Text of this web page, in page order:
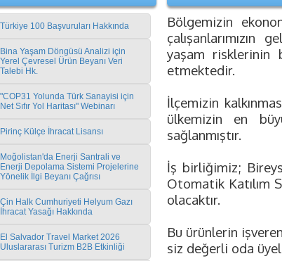
Türkiye 100 Başvuruları Hakkında
Bina Yaşam Döngüsü Analizi için
Yerel Çevresel Ürün Beyanı Veri
Talebi Hk.
"COP31 Yolunda Türk Sanayisi için
Net Sıfır Yol Haritası" Webinarı
Pirinç Külçe İhracat Lisansı
Moğolistan'da Enerji Santrali ve
Enerji Depolama Sistemi Projelerine
Yönelik İlgi Beyanı Çağrısı
Çin Halk Cumhuriyeti Helyum Gazı
İhracat Yasağı Hakkında
El Salvador Travel Market 2026
Uluslararası Turizm B2B Etkinliği
Bölgemizin
çalışanlarımızın
yaşam risklerinin
etmektedir.
İlçemizin
ülkemizin en
sağlanmıştır.
İş birliğimiz;
Otomatik Katılım
olacaktır.
Bu ürünlerin
siz değerli oda